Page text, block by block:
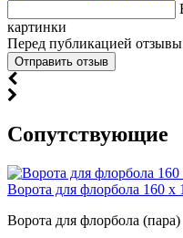
картинки
Перед публикацией
Cопутствующие
Ворота для флорбола 160 х
Ворота для флорбола (пара)